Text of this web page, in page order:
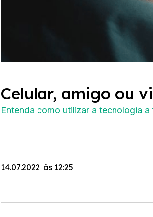
Celular, amigo ou
Entenda como utilizar a tecnologia
14.07.2022 às 12:25